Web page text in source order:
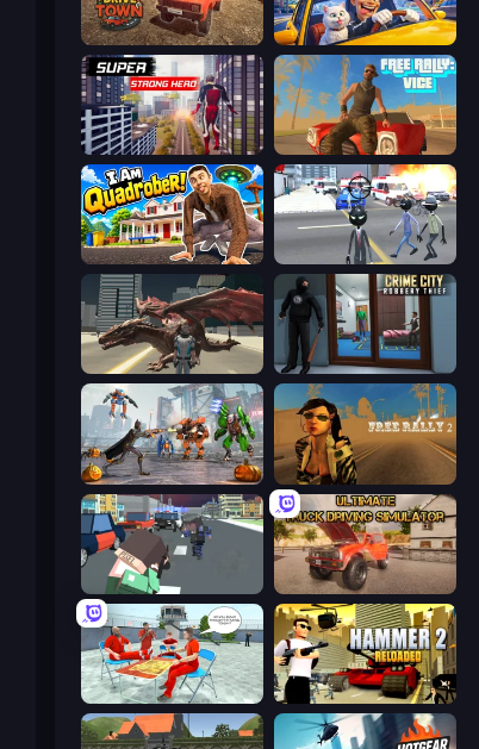
DriveTown I Am Taxi Prankster Sim
Super Strong Hero Free Rally: Vice
I Am Quadrober! Amazing Crime Strange Stickman
Dragon Vice City Crime City Robbery Thief Games
Flying Bat Robot Car Transform Game Free Rally 2
Ultimate Truck Driving Simulator 2020
Alcatraz Prison Escape Plan Hammer 2